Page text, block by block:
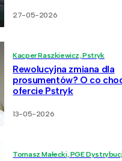
27-05-2026
Kacper Raszkiewicz, Pstryk
Rewolucyjna zmiana dla
prosumentów? O co
ofercie Pstryk
13-05-2026
Tomasz Małecki, PGE